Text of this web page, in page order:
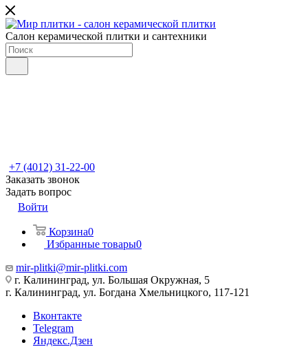
Салон керамической плитки и сантехники
+7 (4012) 31-22-00
Заказать звонок
Задать вопрос
Войти
Корзина0
Избранные товары0
mir-plitki@mir-plitki.com
г. Калининград, ул. Большая Окружная, 5
г. Калининград, ул. Богдана Хмельницкого, 117-121
Вконтакте
Telegram
Яндекс.Дзен